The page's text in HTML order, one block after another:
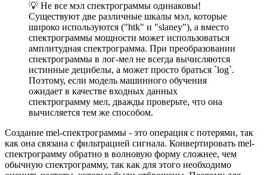
💡 Не все мэл спектрограммы одинаковы!
Существуют две различные шкалы мэл, которые
широко используются ("htk" и "slaney"), а вместо
спектрограммы мощности может использоваться
амплитудная спектрограмма. При преобразовании
спектрограммы в лог-мел не всегда вычисляются
истинные децибелы, а может просто браться `log`.
Поэтому, если модель машинного обучения
ожидает в качестве входных данных
спектрограмму мел, дважды проверьте, что она
вычисляется тем же способом.
Создание mel-спектрограммы - это операция с потерями, так
как она связана с фильтрацией сигнала. Конвертировать mel-
спектрограмму обратно в волновую форму сложнее, чем
обычную спектрограмму, так как для этого необходимо